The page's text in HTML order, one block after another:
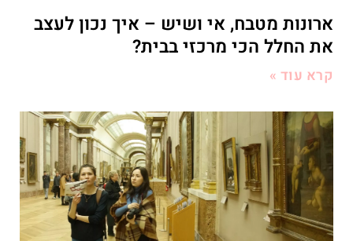
ארונות מטבח, אי ושיש – איך נכון לעצב
את החלל הכי מרכזי בבית?
קרא עוד »